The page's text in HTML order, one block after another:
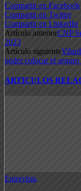
Compartir en Facebook
Compartir en Twitter
Compartir en LinkedIn
Artículo anteriorCNP
2023
Artículo siguiente
poder colocar el seguro
ARTICULOS
Entrevista